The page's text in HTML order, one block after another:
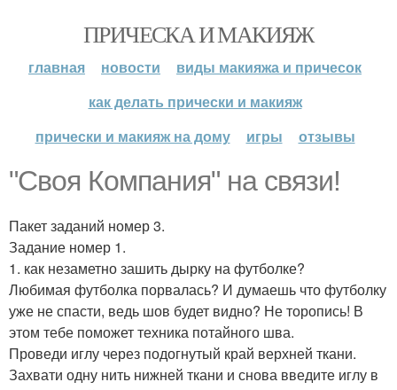
ПРИЧЕСКА И МАКИЯЖ
главная новости
виды макияжа и причесок
как делать прически и макияж
прически и макияж на дому
игры отзывы
"Своя Компания" на связи!
Пакет заданий номер 3.
Задание номер 1.
1. как незаметно зашить дырку на футболке?
Любимая футболка порвалась? И думаешь что футболку
уже не спасти, ведь шов будет видно? Не торопись! В
этом тебе поможет техника потайного шва.
Проведи иглу через подогнутый край верхней ткани.
Захвати одну нить нижней ткани и снова введите иглу в